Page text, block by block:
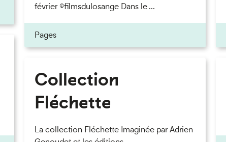
février ©filmsdulosange Dans le ...
Pages
Collection
Fléchette
La collection Fléchette Imaginée par Adrien